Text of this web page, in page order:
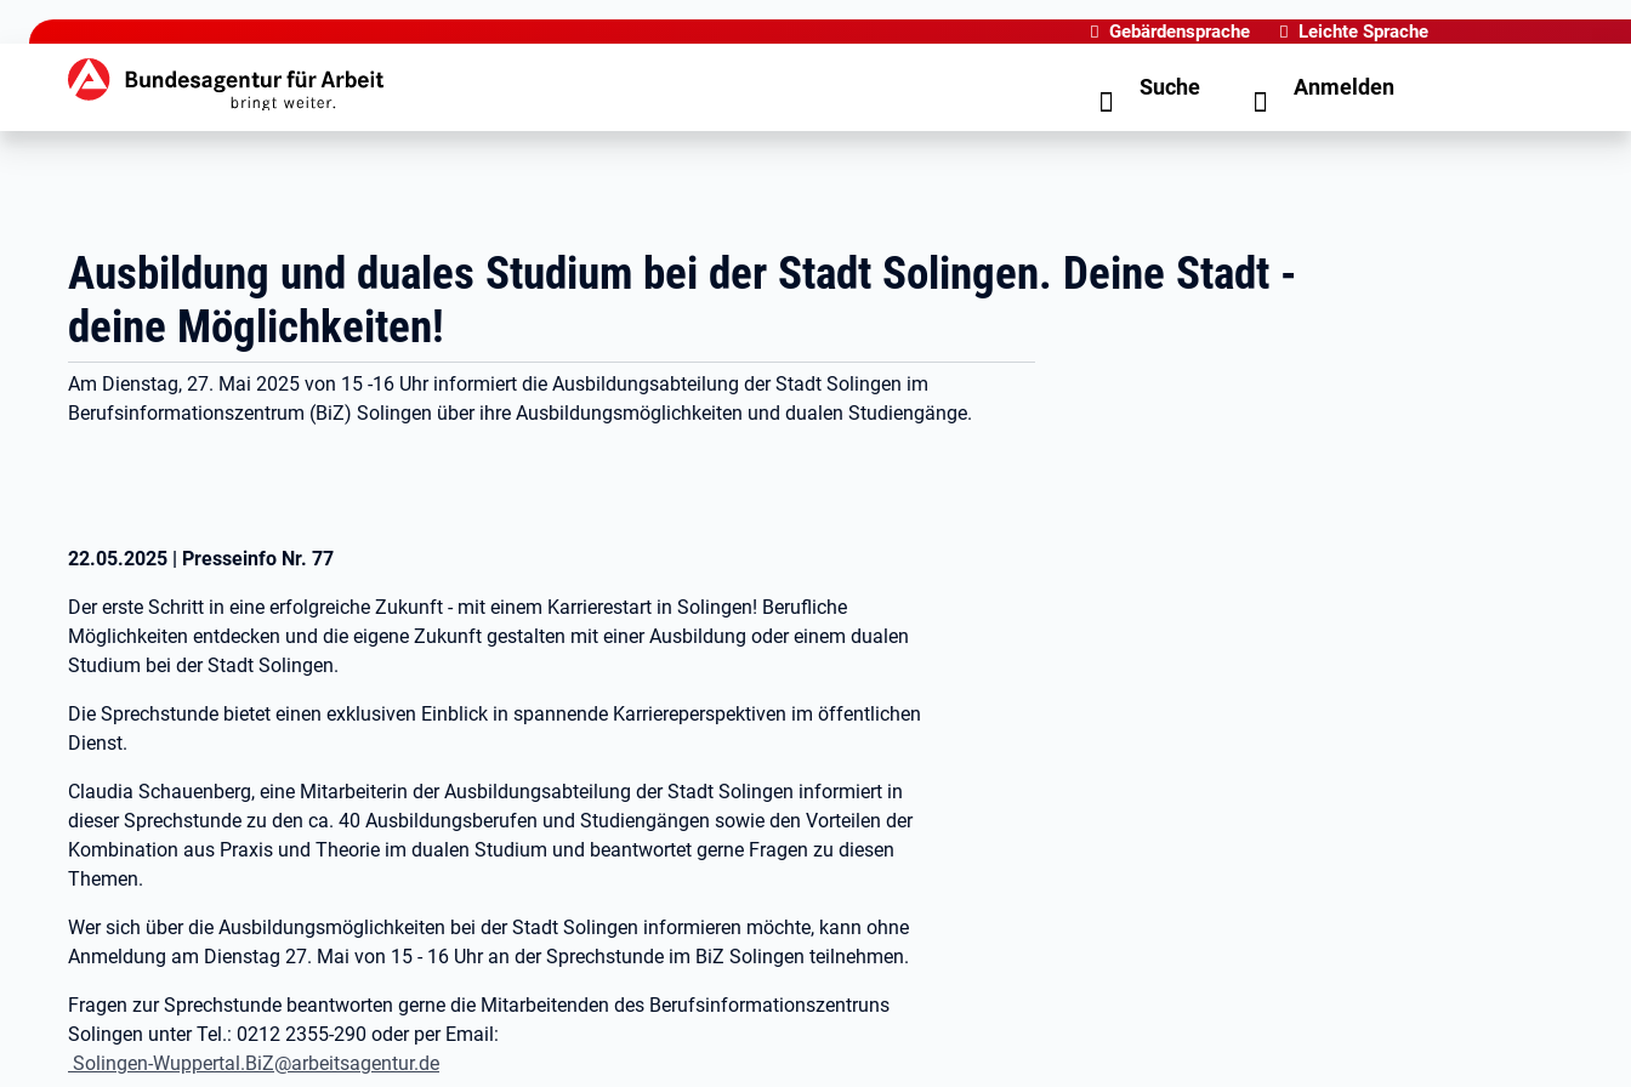
zu den Hauptinhalten springen
Gebärdensprache Leichte Sprache
Hauptnavigation Suche Anmelden
Ausbildung und duales Studium bei der Stadt Solingen. Deine Stadt -
deine Möglichkeiten!
Am Dienstag, 27. Mai 2025 von 15 -16 Uhr informiert die Ausbildungsabteilung der Stadt Solingen im
Berufsinformationszentrum (BiZ) Solingen über ihre Ausbildungsmöglichkeiten und dualen Studiengänge.
22.05.2025 | Presseinfo Nr. 77
Der erste Schritt in eine erfolgreiche Zukunft - mit einem Karrierestart in Solingen! Berufliche
Möglichkeiten entdecken und die eigene Zukunft gestalten mit einer Ausbildung oder einem dualen
Studium bei der Stadt Solingen.
Die Sprechstunde bietet einen exklusiven Einblick in spannende Karriereperspektiven im öffentlichen
Dienst.
Claudia Schauenberg, eine Mitarbeiterin der Ausbildungsabteilung der Stadt Solingen informiert in
dieser Sprechstunde zu den ca. 40 Ausbildungsberufen und Studiengängen sowie den Vorteilen der
Kombination aus Praxis und Theorie im dualen Studium und beantwortet gerne Fragen zu diesen
Themen.
Wer sich über die Ausbildungsmöglichkeiten bei der Stadt Solingen informieren möchte, kann ohne
Anmeldung am Dienstag 27. Mai von 15 - 16 Uhr an der Sprechstunde im BiZ Solingen teilnehmen.
Fragen zur Sprechstunde beantworten gerne die Mitarbeitenden des Berufsinformationszentruns
Solingen unter Tel.: 0212 2355-290 oder per Email:
Solingen-Wuppertal.BiZ@arbeitsagentur.de